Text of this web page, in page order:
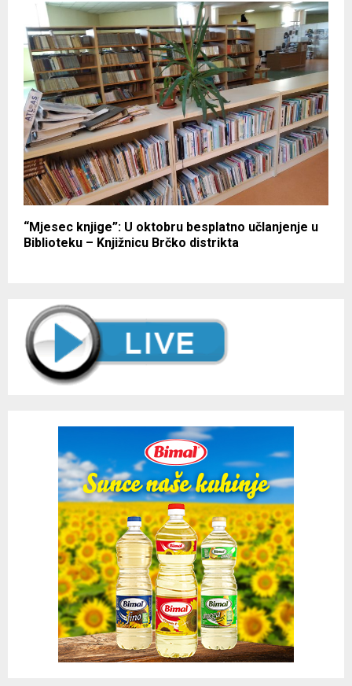
“Mjesec knjige”: U oktobru besplatno učlanjenje u
Biblioteku – Knjižnicu Brčko distrikta